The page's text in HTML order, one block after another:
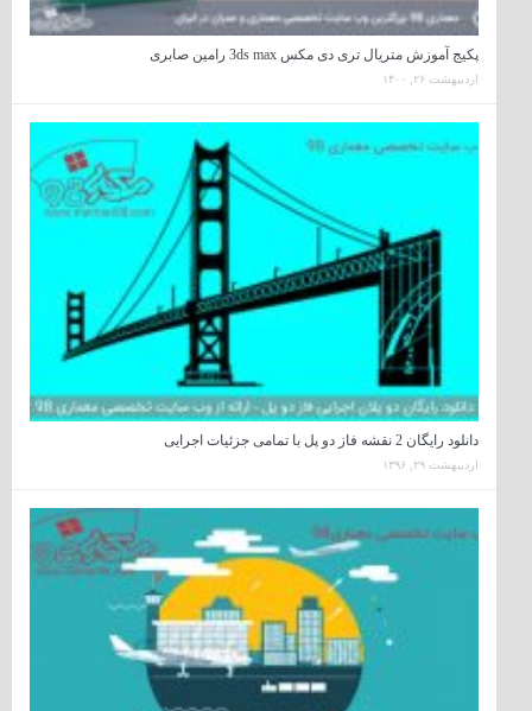
پکیج آموزش متریال تری دی مکس 3ds max رامین صابری
اردیبهشت ۲۶, ۱۴۰۰
دانلود رایگان 2 نقشه فاز دو پل با تمامی جزئیات اجرایی
اردیبهشت ۲۹, ۱۳۹۶